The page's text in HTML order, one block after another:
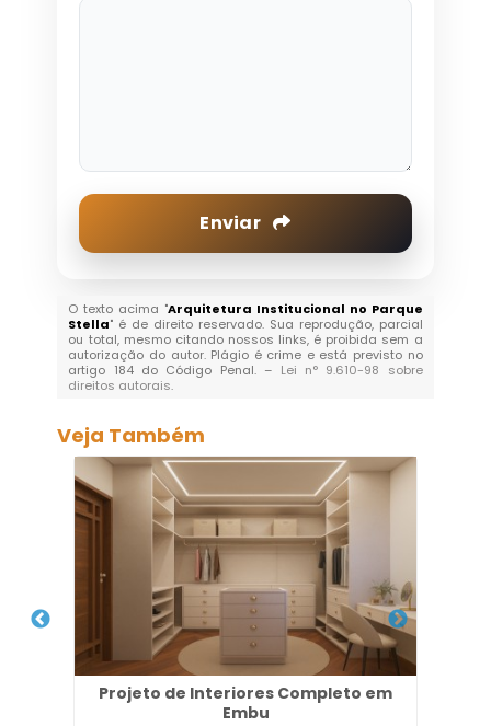
Enviar
O texto acima "Arquitetura Institucional no Parque
Stella" é de direito reservado. Sua reprodução, parcial
ou total, mesmo citando nossos links, é proibida sem a
autorização do autor. Plágio é crime e está previsto no
artigo 184 do Código Penal. – Lei n° 9.610-98 sobre
direitos autorais.
Veja Também
Projeto de Interiores Completo em
Embu